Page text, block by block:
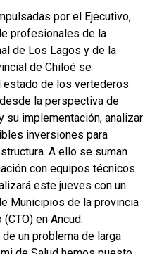
por el Ejecutivo,
profesionales de la
de Los Lagos y de la
de Chiloé se
estado de los vertederos
la perspectiva de
su implementación, analizar
inversiones para
A ello se suman
con equipos técnicos
este jueves con un
Municipios de la provincia
en Ancud.
un problema de larga